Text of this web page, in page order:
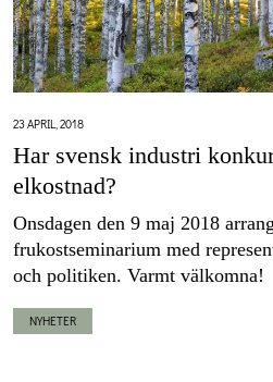
23 APRIL, 2018
Har svensk industri
elkostnad?
Onsdagen den 9 maj 2018
frukostseminarium med
och politiken. Varmt välkomna!
NYHETER